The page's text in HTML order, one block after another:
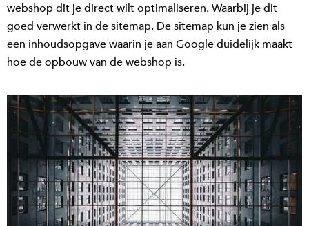
webshop dit je direct wilt optimaliseren. Waarbij je dit
goed verwerkt in de sitemap. De sitemap kun je zien als
een inhoudsopgave waarin je aan Google duidelijk maakt
hoe de opbouw van de webshop is.